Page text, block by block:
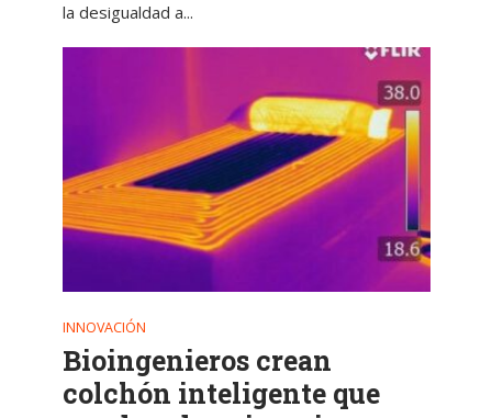
la desigualdad a...
INNOVACIÓN
Bioingenieros crean
colchón inteligente que